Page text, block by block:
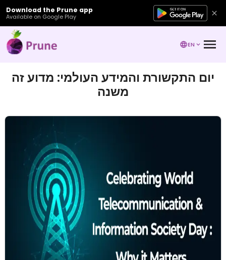
Download the Prune app
Available on Google Play
EN
יום התקשורת והמידע העולמי: מדוע זה
משנה